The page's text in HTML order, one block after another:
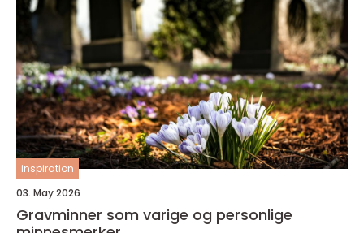
inspiration
03. May 2026
Gravminner som varige og personlige